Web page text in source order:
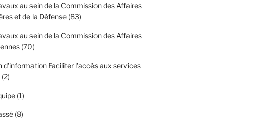
au sein de la Commission des Affaires
et de la Défense(83)
au sein de la Commission des Affaires
(70)
d'information Faciliter l'accès aux services
(2)
(1)
(8)